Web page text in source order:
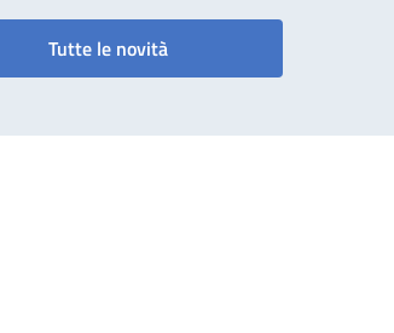
Tutte le novità